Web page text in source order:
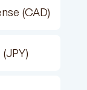
(CAD)